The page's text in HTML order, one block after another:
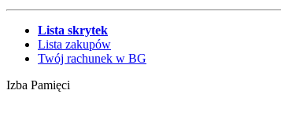
Lista skrytek
Lista zakupów
Twój rachunek w BG
Izba Pamięci